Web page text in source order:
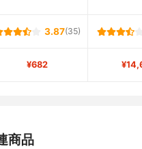
3.87(35)
¥682
商品